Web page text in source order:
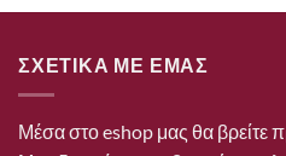
ΣΧΕΤΙΚΑ ΜΕ ΕΜΑΣ
Μέσα στο eshop μας θα βρείτε